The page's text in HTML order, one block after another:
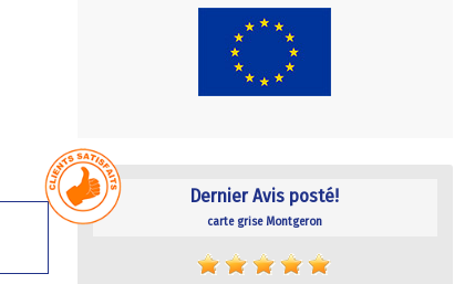
Dernier Avis posté!
carte grise Montgeron